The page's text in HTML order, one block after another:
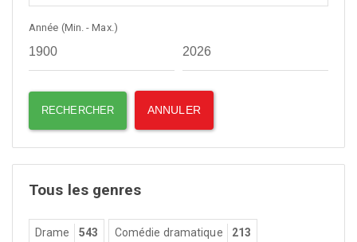
Année (Min. - Max.)
Tous les genres
Drame 543 Comédie dramatique 213